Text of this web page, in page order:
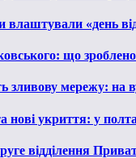
влаштували «день
що
зливову мережу: на
нові укриття: у
відділення